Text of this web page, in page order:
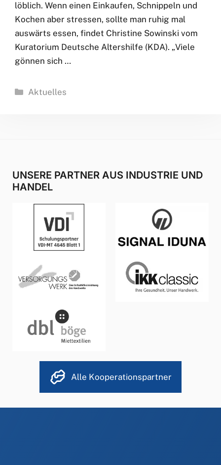
löblich. Wenn einen Einkaufen, Schnippeln und
Kochen aber stressen, sollte man ruhig mal
auswärts essen, findet Christine Sowinski vom
Kuratorium Deutsche Altershilfe (KDA). „Viele
gönnen sich …
Kategorien
Aktuelles
UNSERE PARTNER AUS INDUSTRIE UND
HANDEL
Alle Kooperationspartner